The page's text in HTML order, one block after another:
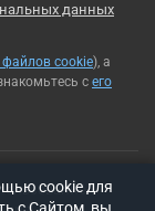
данных
файлов cookie), а
с его
cookie для